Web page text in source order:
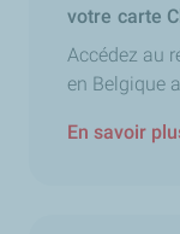
votre carte
Accédez au
en Belgique
En savoir